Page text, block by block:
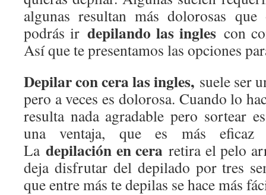
algunas resultan más dolorosas
podrás ir depilando las ingles con
Así que te presentamos las opciones
Depilar con cera las ingles, suele ser
pero a veces es dolorosa. Cuando lo
resulta nada agradable pero sortear
una ventaja, que es más eficaz
Ladepilación en ceraretira el pelo
deja disfrutar del depilado por tres
que entre más te depilas se hace más